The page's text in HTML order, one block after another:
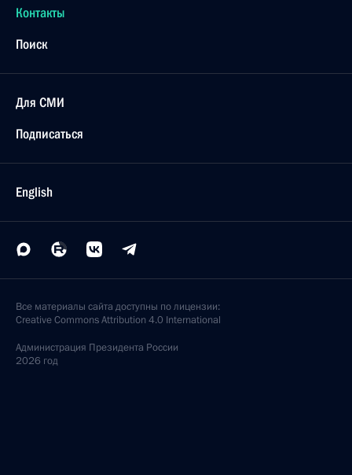
Контакты
Поиск
Для СМИ
Подписаться
English
Все материалы сайта доступны по лицензии:
Creative Commons Attribution 4.0 International
Администрация Президента России
2026 год